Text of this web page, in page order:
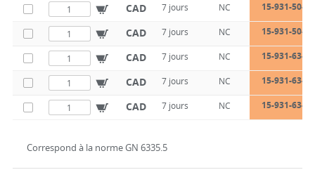
CAD 7 jours NC 15-931-50-
CAD 7 jours NC 15-931-50-
CAD 7 jours NC 15-931-63-
CAD 7 jours NC 15-931-63-
CAD 7 jours NC 15-931-63-
Correspond à la norme GN 6335.5